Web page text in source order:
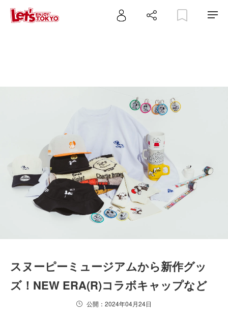
スヌーピーミュージアムから新作グッ
ズ！NEW ERA(R)コラボキャップなど
公開：2024年04月24日